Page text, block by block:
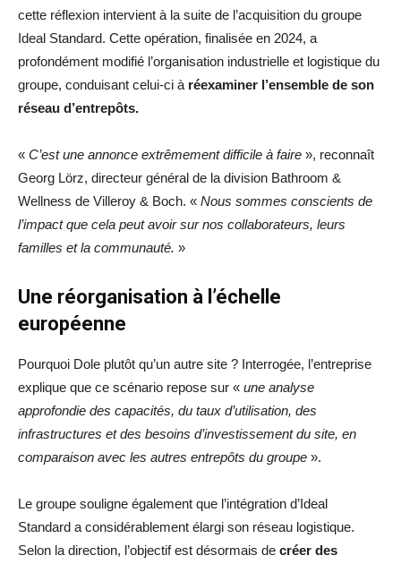
cette réflexion intervient à la suite de l’acquisition du groupe
Ideal Standard. Cette opération, finalisée en 2024, a
profondément modifié l’organisation industrielle et logistique du
groupe, conduisant celui-ci à réexaminer l’ensemble de son
réseau d’entrepôts.
« C’est une annonce extrêmement difficile à faire », reconnaît
Georg Lörz, directeur général de la division Bathroom &
Wellness de Villeroy & Boch. « Nous sommes conscients de
l’impact que cela peut avoir sur nos collaborateurs, leurs
familles et la communauté. »
Une réorganisation à l’échelle
européenne
Pourquoi Dole plutôt qu’un autre site ? Interrogée, l’entreprise
explique que ce scénario repose sur « une analyse
approfondie des capacités, du taux d’utilisation, des
infrastructures et des besoins d’investissement du site, en
comparaison avec les autres entrepôts du groupe ».
Le groupe souligne également que l’intégration d’Ideal
Standard a considérablement élargi son réseau logistique.
Selon la direction, l’objectif est désormais de créer des